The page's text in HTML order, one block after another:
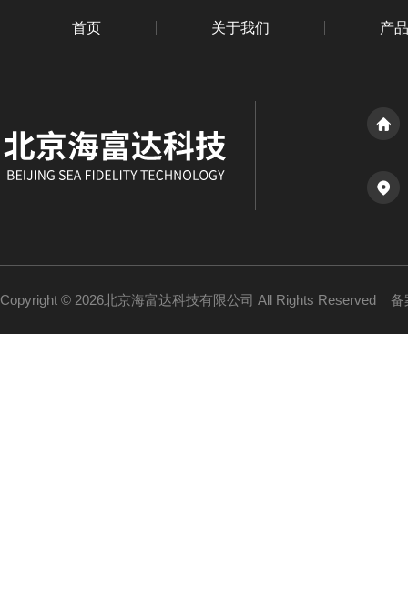
首页 关于我们 产
Copyright © 2026北京海富达科技有限公司 All Rights Reserved 备